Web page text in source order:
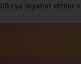
ülkeye seyahat ettiler